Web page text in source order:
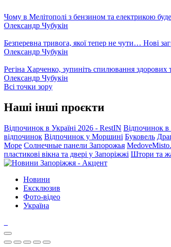
Чому в Мелітополі з бензином та електрикою
Олександр Чубукін
Безперевна тривога, якої тепер не чути… Нові
Олександр Чубукін
Регіна Харченко, зупиніть спилювання здорових
Олександр Чубукін
Всі точки зору
Наші інші проєкти
Відпочинок в Україні 2026 - RestIN Відпочинок в
відпочинок Відпочинок у Моршині Буковель
Море Солнечные панели Запорожья
пластикові вікна та двері у Запоріжжі Штори та
Новини
Ексклюзив
Фото-відео
Україна